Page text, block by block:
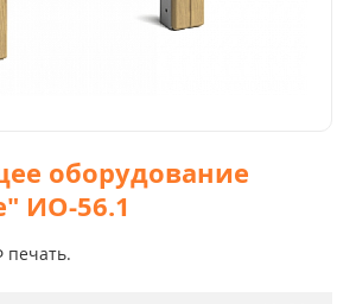
оборудование
ИО-56.1